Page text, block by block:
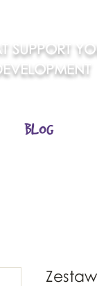
SUPPORT
BLOG